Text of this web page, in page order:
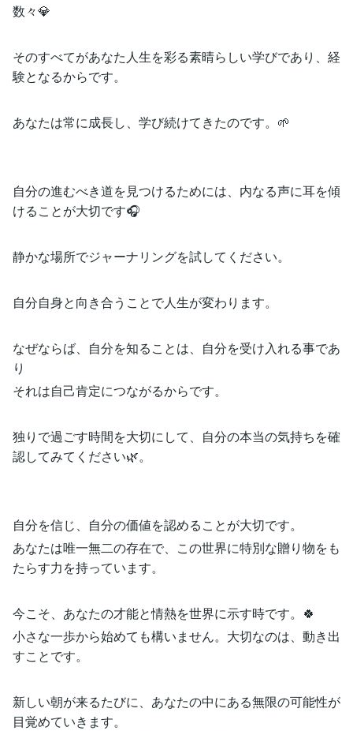
数々💎
そのすべてがあなた人生を彩る素晴らしい学びであり、経
験となるからです。
あなたは常に成長し、学び続けてきたのです。🌱
自分の進むべき道を見つけるためには、内なる声に耳を傾
けることが大切です🎧
静かな場所でジャーナリングを試してください。
自分自身と向き合うことで人生が変わります。
なぜならば、自分を知ることは、自分を受け入れる事であ
り
それは自己肯定につながるからです。
独りで過ごす時間を大切にして、自分の本当の気持ちを確
認してみてください🌿。
自分を信じ、自分の価値を認めることが大切です。
あなたは唯一無二の存在で、この世界に特別な贈り物をも
たらす力を持っています。
今こそ、あなたの才能と情熱を世界に示す時です。🍀
小さな一歩から始めても構いません。大切なのは、動き出
すことです。
新しい朝が来るたびに、あなたの中にある無限の可能性が
目覚めていきます。